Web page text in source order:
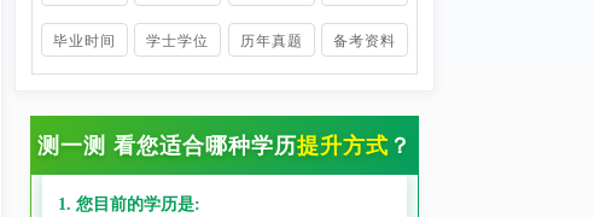
毕业时间 学士学位 历年真题 备考资料
测一测 看您适合哪种学历提升方式 ？
1. 您目前的学历是: